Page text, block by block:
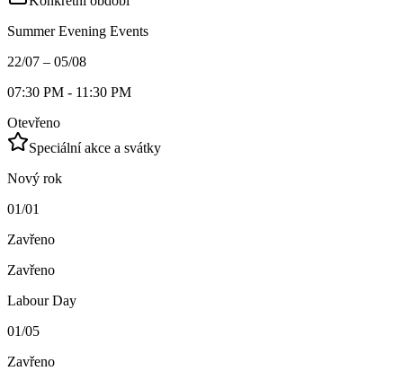
Summer Evening Events
22/07 – 05/08
07:30 PM - 11:30 PM
Otevřeno
Speciální akce a svátky
Nový rok
01/01
Zavřeno
Zavřeno
Labour Day
01/05
Zavřeno